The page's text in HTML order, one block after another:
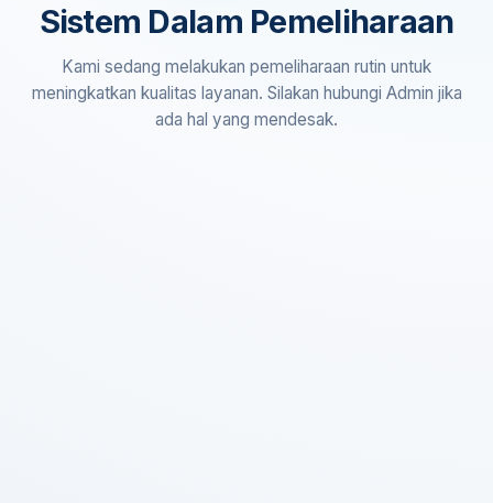
Sistem Dalam Pemeliharaan
Kami sedang melakukan pemeliharaan rutin untuk
meningkatkan kualitas layanan. Silakan hubungi Admin jika
ada hal yang mendesak.